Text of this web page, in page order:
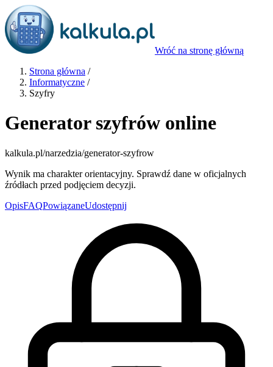
Wróć na stronę główną
Strona główna /
Informatyczne /
Szyfry
Generator szyfrów online
kalkula.pl/narzedzia/generator-szyfrow
Wynik ma charakter orientacyjny. Sprawdź dane w oficjalnych
źródłach przed podjęciem decyzji.
OpisFAQPowiązaneUdostępnij